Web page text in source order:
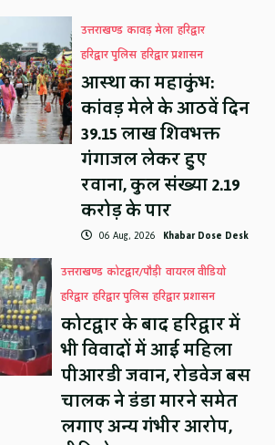
उत्तराखण्ड कावड़ मेला हरिद्वार
हरिद्वार पुलिस हरिद्वार प्रशासन
आस्था का महाकुंभ:
कांवड़ मेले के आठवें दिन
39.15 लाख शिवभक्त
गंगाजल लेकर हुए
रवाना, कुल संख्या 2.19
करोड़ के पार
06 Aug, 2026 Khabar Dose Desk
उत्तराखण्ड कोटद्वार/पौड़ी वायरल वीडियो
हरिद्वार हरिद्वार पुलिस हरिद्वार प्रशासन
कोटद्वार के बाद हरिद्वार में
भी विवादों में आई महिला
पीआरडी जवान, रोडवेज बस
चालक ने डंडा मारने समेत
लगाए अन्य गंभीर आरोप,